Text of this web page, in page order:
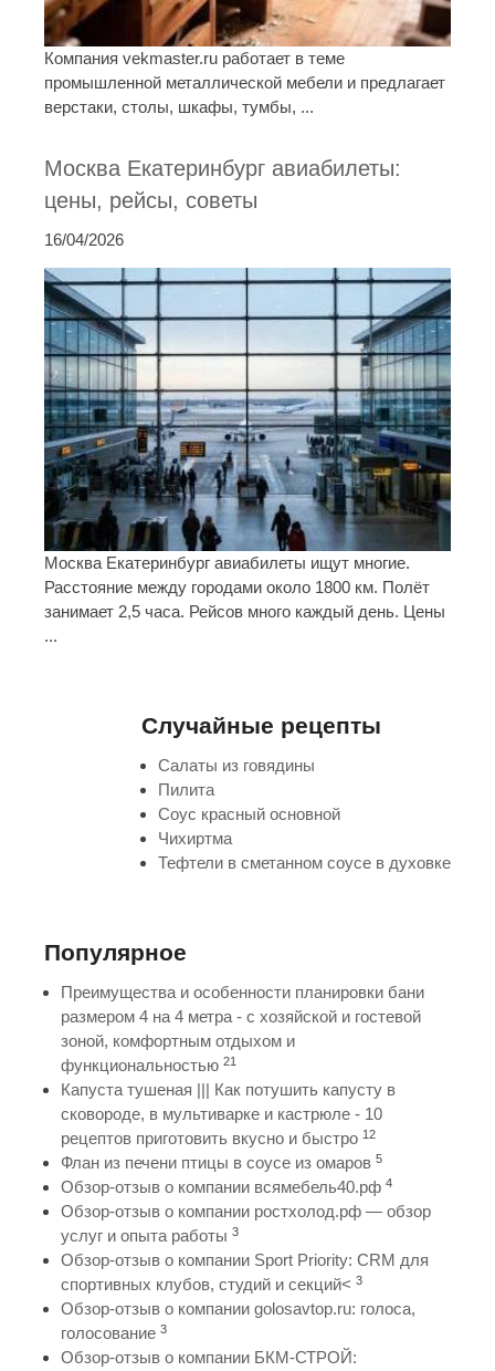
Компания vekmaster.ru работает в теме
промышленной металлической мебели и предлагает
верстаки, столы, шкафы, тумбы, ...
Москва Екатеринбург авиабилеты:
цены, рейсы, советы
16/04/2026
Москва Екатеринбург авиабилеты ищут многие.
Расстояние между городами около 1800 км. Полёт
занимает 2,5 часа. Рейсов много каждый день. Цены
...
Случайные рецепты
Салаты из говядины
Пилита
Соус красный основной
Чихиртма
Тефтели в сметанном соусе в духовке
Популярное
Преимущества и особенности планировки бани
размером 4 на 4 метра - с хозяйской и гостевой
зоной, комфортным отдыхом и
функциональностью 21
Капуста тушеная ||| Как потушить капусту в
сковороде, в мультиварке и кастрюле - 10
рецептов приготовить вкусно и быстро 12
Флан из печени птицы в соусе из омаров 5
Обзор-отзыв о компании всямебель40.рф 4
Обзор-отзыв о компании ростхолод.рф — обзор
услуг и опыта работы 3
Обзор-отзыв о компании Sport Priority: CRM для
спортивных клубов, студий и секций< 3
Обзор-отзыв о компании golosavtop.ru: голоса,
голосование 3
Обзор-отзыв о компании БКМ-СТРОЙ: